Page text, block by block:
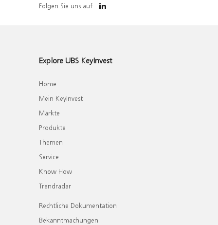
Folgen Sie uns auf
Explore UBS KeyInvest
Home
Mein KeyInvest
Märkte
Produkte
Themen
Service
Know How
Trendradar
Rechtliche Dokumentation
Bekanntmachungen